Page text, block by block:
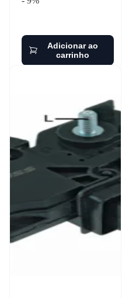
Adicionar ao
carrinho